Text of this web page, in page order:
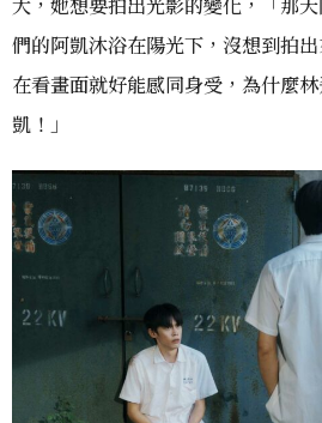
們的阿凱沐浴在陽光下，沒想到拍
在看畫面就好能感同身受，為什麼
凱！」